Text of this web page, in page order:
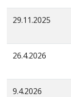
29.11.2025
26.4.2026
9.4.2026